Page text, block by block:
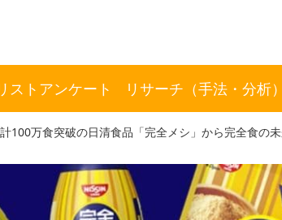
ストアンケート リサーチ（手法・分析）
100万食突破の日清食品「完全メシ」から完全食の